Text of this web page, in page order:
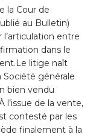
la Cour de
au Bulletin)
entre
dans le
litige naît
Société générale
bien vendu
de la vente,
contesté par les
finalement à la